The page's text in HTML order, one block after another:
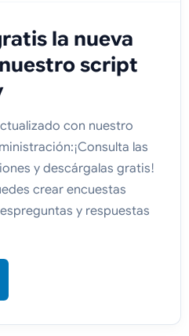
la nueva
script
con nuestro
las
y descárgalas gratis!
crear encuestas
y respuestas